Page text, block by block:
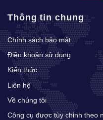
Thông tin chung
Chính sách bảo mật
Điều khoản sử dụng
Kiến thức
Liên hệ
Về chúng tôi
Công cụ được tùy chỉnh theo